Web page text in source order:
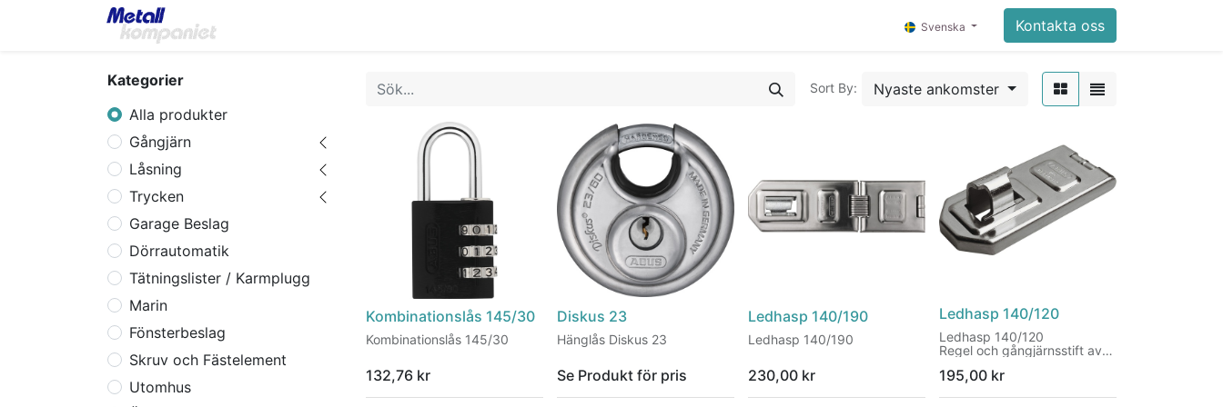
Svenska Kontakta oss
Kategorier
Alla produkter
Gångjärn
Låsning
Trycken
Garage Beslag
Dörrautomatik
Tätningslister / Karmplugg
Marin
Fönsterbeslag
Skruv och Fästelement
Utomhus
Sort By: Nyaste ankomster
Kombinationslås 145/30
Kombinationslås 145/30
132,76 kr
Diskus 23
Hänglås Diskus 23
Se Produkt för pris
Ledhasp 140/190
Ledhasp 140/190
230,00 kr
Ledhasp 140/120
Ledhasp 140/120
Regel och gångjärnsstift av
Stabil konstruktion
195,00 kr